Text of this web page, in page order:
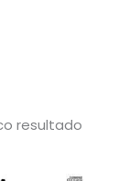
resultado